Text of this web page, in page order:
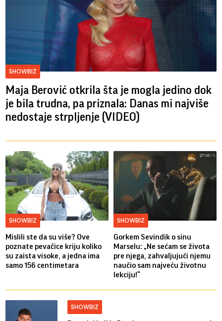
SHOWBIZ
Maja Berović otkrila šta je mogla jedino dok
je bila trudna, pa priznala: Danas mi najviše
nedostaje strpljenje (VIDEO)
SHOWBIZ
Mislili ste da su više? Ove
poznate pevačice kriju koliko
su zaista visoke, a jedna ima
samo 156 centimetara
SHOWBIZ
Gorkem Sevindik o sinu
Marselu: „Ne sećam se života
pre njega, zahvaljujući njemu
naučio sam najveću životnu
lekciju!“
SHOWBIZ